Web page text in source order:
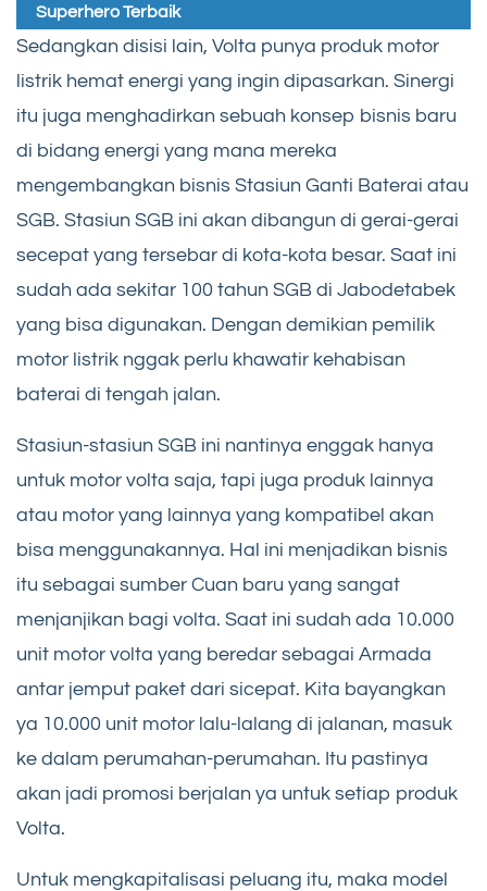
Superhero Terbaik
Sedangkan disisi lain, Volta punya produk motor
listrik hemat energi yang ingin dipasarkan. Sinergi
itu juga menghadirkan sebuah konsep bisnis baru
di bidang energi yang mana mereka
mengembangkan bisnis Stasiun Ganti Baterai atau
SGB. Stasiun SGB ini akan dibangun di gerai-gerai
secepat yang tersebar di kota-kota besar. Saat ini
sudah ada sekitar 100 tahun SGB di Jabodetabek
yang bisa digunakan. Dengan demikian pemilik
motor listrik nggak perlu khawatir kehabisan
baterai di tengah jalan.
Stasiun-stasiun SGB ini nantinya enggak hanya
untuk motor volta saja, tapi juga produk lainnya
atau motor yang lainnya yang kompatibel akan
bisa menggunakannya. Hal ini menjadikan bisnis
itu sebagai sumber Cuan baru yang sangat
menjanjikan bagi volta. Saat ini sudah ada 10.000
unit motor volta yang beredar sebagai Armada
antar jemput paket dari sicepat. Kita bayangkan
ya 10.000 unit motor lalu-lalang di jalanan, masuk
ke dalam perumahan-perumahan. Itu pastinya
akan jadi promosi berjalan ya untuk setiap produk
Volta.
Untuk mengkapitalisasi peluang itu, maka model